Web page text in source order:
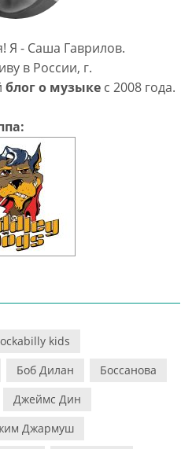
Я - Саша Гаврилов.
в России, г.
блог о музыке c 2008 года.
kids
Боб Дилан
Боссанова
Джеймс Дин
Джармуш